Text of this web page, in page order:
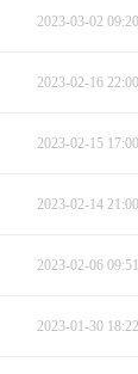
2023-03-02
2023-02-16
2023-02-15
2023-02-14
2023-02-06
2023-01-30